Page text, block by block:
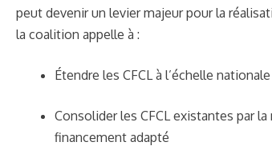
peut devenir un levier majeur pour la
la coalition appelle à :
Étendre les CFCL à l’échelle nationale
Consolider les CFCL existantes par
financement adapté